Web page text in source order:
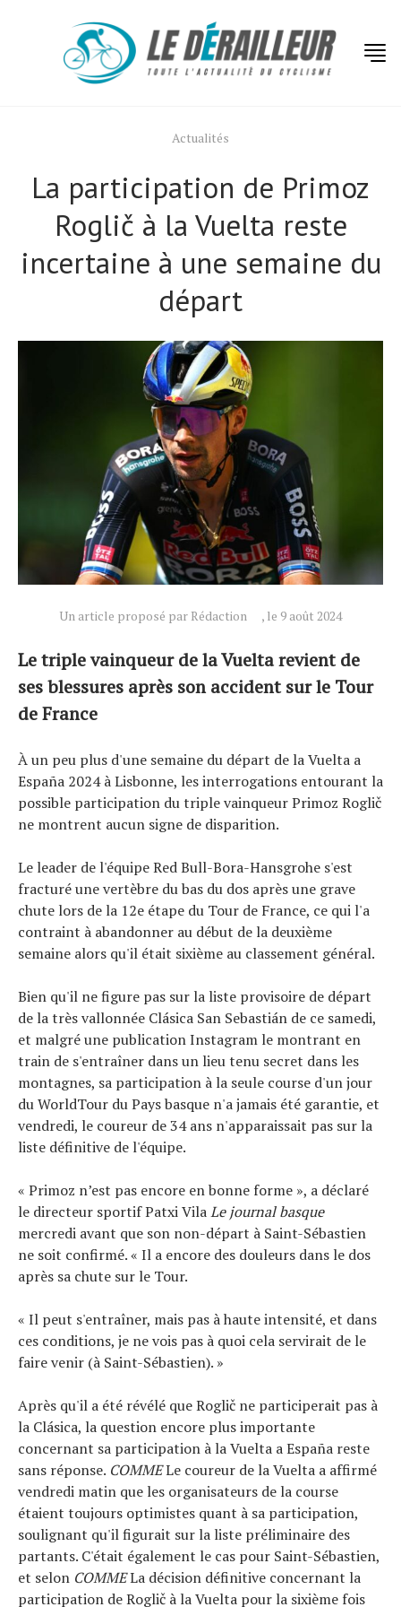
Actualités
La participation de Primoz
Roglič à la Vuelta reste
incertaine à une semaine du
départ
Un article proposé par Rédaction , le 9 août 2024
Le triple vainqueur de la Vuelta revient de
ses blessures après son accident sur le Tour
de France
À un peu plus d'une semaine du départ de la Vuelta a
España 2024 à Lisbonne, les interrogations entourant la
possible participation du triple vainqueur Primoz Roglič
ne montrent aucun signe de disparition.
Le leader de l'équipe Red Bull-Bora-Hansgrohe s'est
fracturé une vertèbre du bas du dos après une grave
chute lors de la 12e étape du Tour de France, ce qui l'a
contraint à abandonner au début de la deuxième
semaine alors qu'il était sixième au classement général.
Bien qu'il ne figure pas sur la liste provisoire de départ
de la très vallonnée Clásica San Sebastián de ce samedi,
et malgré une publication Instagram le montrant en
train de s'entraîner dans un lieu tenu secret dans les
montagnes, sa participation à la seule course d'un jour
du WorldTour du Pays basque n'a jamais été garantie, et
vendredi, le coureur de 34 ans n'apparaissait pas sur la
liste définitive de l'équipe.
« Primoz n’est pas encore en bonne forme », a déclaré
le directeur sportif Patxi VilaLe journal basque
mercredi avant que son non-départ à Saint-Sébastien
ne soit confirmé. « Il a encore des douleurs dans le dos
après sa chute sur le Tour.
« Il peut s'entraîner, mais pas à haute intensité, et dans
ces conditions, je ne vois pas à quoi cela servirait de le
faire venir (à Saint-Sébastien). »
Après qu'il a été révélé que Roglič ne participerait pas à
la Clásica, la question encore plus importante
concernant sa participation à la Vuelta a España reste
sans réponse. COMMELe coureur de la Vuelta a affirmé
vendredi matin que les organisateurs de la course
étaient toujours optimistes quant à sa participation,
soulignant qu'il figurait sur la liste préliminaire des
partants. C'était également le cas pour Saint-Sébastien,
et selon COMMELa décision définitive concernant la
participation de Roglič à la Vuelta pour la sixième fois
Actualités
Tests de produits
Conseils
Tendances
Tous nos articles
À propos